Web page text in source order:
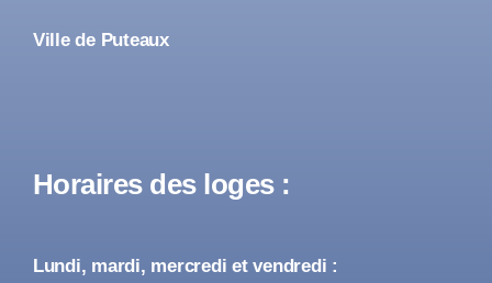
Ville de Puteaux
Horaires des loges :
Lundi, mardi, mercredi et vendredi :